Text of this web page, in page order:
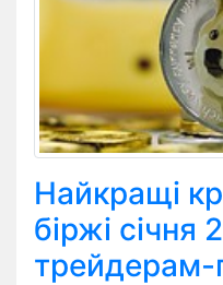
Найкращі
біржі січня
трейдерам-